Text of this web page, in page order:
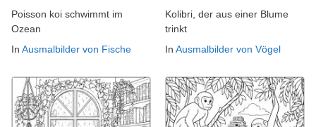
Poisson koi schwimmt im
Ozean
In Ausmalbilder von Fische
Kolibri, der aus einer Blume
trinkt
In Ausmalbilder von Vögel